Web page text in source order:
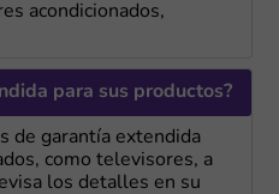
acondicionados,
para sus productos?
de garantía extendida
como televisores, a
los detalles en su